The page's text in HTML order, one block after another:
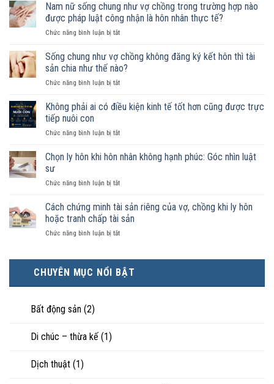
Nam nữ sống chung như vợ chồng trong trường hợp nào
được pháp luật công nhận là hôn nhân thực tế?
Chức năng bình luận bị tắtở
nữ
sống
chung
như
chồng
hợp
được
là
hôn
Sống chung như vợ chồng không đăng ký kết hôn thì tài
sản chia như thế nào?
Chức năng bình luận bị tắtở
chung
chồng
đăng
hôn
tài
sản
nào?
Không phải ai có điều kiện kinh tế tốt hơn cũng được trực
tiếp nuôi con
Chức năng bình luận bị tắtở
phải
điều
kinh
tế
hơn
trực
tiếp
nuôi
Chọn ly hôn khi hôn nhân không hạnh phúc: Góc nhìn luật
sư
Chức năng bình luận bị tắtở
ly
hôn
khi
hôn
hạnh
phúc:
Góc
Cách chứng minh tài sản riêng của vợ, chồng khi ly hôn
hoặc tranh chấp tài sản
Chức năng bình luận bị tắtở
tài
sản
CHUYÊN MỤC NỔI BẬT
Bất động sản (2)
Di chúc – thừa kế (1)
Dịch thuật (1)